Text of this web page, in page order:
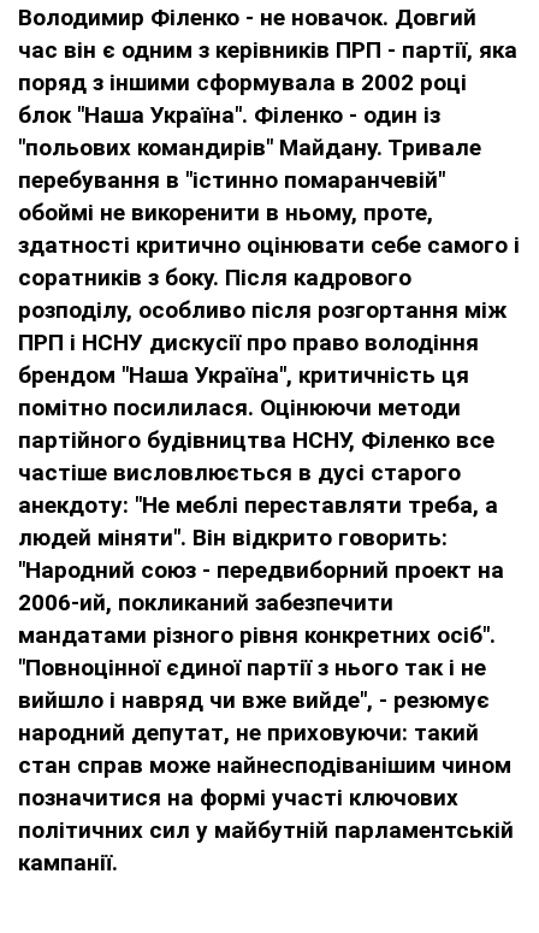
Володимир Філенко - не новачок. Довгий
час він є одним з керівників ПРП - партії, яка
поряд з іншими сформувала в 2002 році
блок "Наша Україна". Філенко - один із
"польових командирів" Майдану. Тривале
перебування в "істинно помаранчевій"
обоймі не викоренити в ньому, проте,
здатності критично оцінювати себе самого і
соратників з боку. Після кадрового
розподілу, особливо після розгортання між
ПРП і НСНУ дискусії про право володіння
брендом "Наша Україна", критичність ця
помітно посилилася. Оцінюючи методи
партійного будівництва НСНУ, Філенко все
частіше висловлюється в дусі старого
анекдоту: "Не меблі переставляти треба, а
людей міняти". Він відкрито говорить:
"Народний союз - передвиборний проект на
2006-ий, покликаний забезпечити
мандатами різного рівня конкретних осіб".
"Повноцінної єдиної партії з нього так і не
вийшло і навряд чи вже вийде", - резюмує
народний депутат, не приховуючи: такий
стан справ може найнесподіванішим чином
позначитися на формі участі ключових
політичних сил у майбутній парламентській
кампанії.